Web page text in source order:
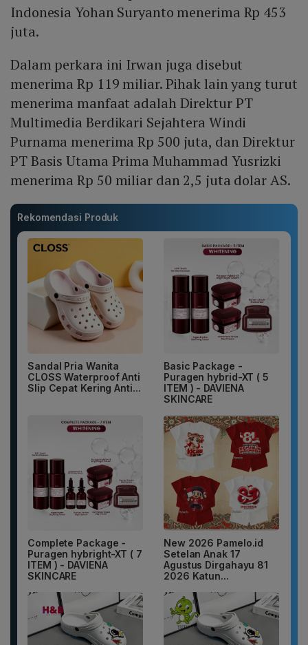
Indonesia Yohan Suryanto menerima Rp 453
juta.
Dalam perkara ini Irwan juga disebut
menerima Rp 119 miliar. Pihak lain yang turut
menerima manfaat adalah Direktur PT
Multimedia Berdikari Sejahtera Windi
Purnama menerima Rp 500 juta, dan Direktur
PT Basis Utama Prima Muhammad Yusrizki
menerima Rp 50 miliar dan 2,5 juta dolar AS.
Rekomendasi Produk
Sandal Pria Wanita
CLOSS Waterproof Anti
Slip Cepat Kering Anti...
Basic Package -
Puragen hybrid-XT ( 5
ITEM ) - DAVIENA
SKINCARE
Complete Package -
Puragen hybright-XT ( 7
ITEM ) - DAVIENA
SKINCARE
New 2026 Pamelo.id
Setelan Anak 17
Agustus Dirgahayu 81
2026 Katun...